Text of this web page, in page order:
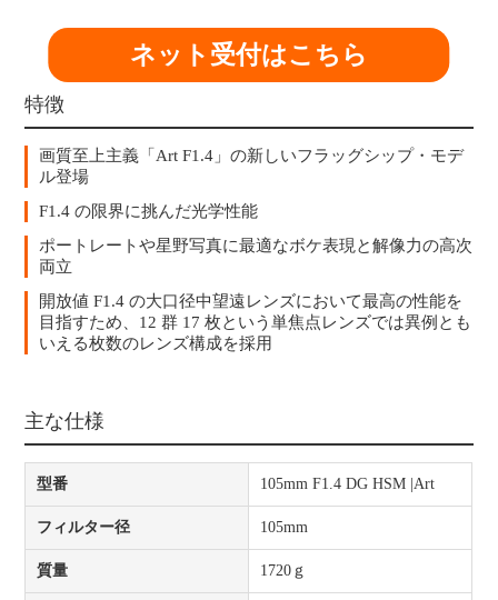
ネット受付はこちら
特徴
画質至上主義「Art F1.4」の新しいフラッグシップ・モデ
ル登場
F1.4 の限界に挑んだ光学性能
ポートレートや星野写真に最適なボケ表現と解像力の高次
両立
開放値 F1.4 の大口径中望遠レンズにおいて最高の性能を
目指すため、12 群 17 枚という単焦点レンズでは異例とも
いえる枚数のレンズ構成を採用
主な仕様
型番 105mm F1.4 DG HSM |Art
フィルター径 105mm
質量 1720ｇ